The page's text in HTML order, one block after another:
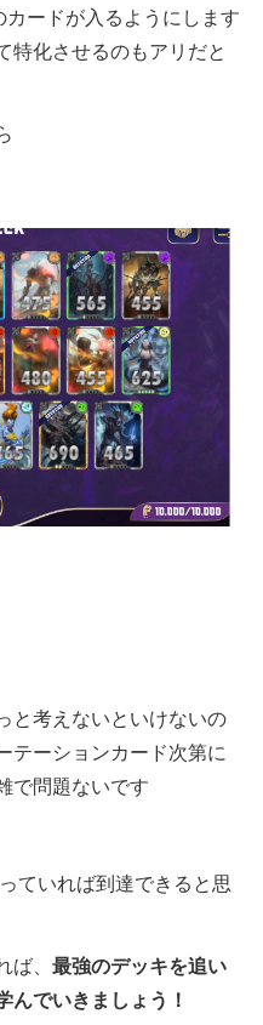
ードが入るようにします
特化させるのもアリだと
と考えないといけないの
テーションカード次第に
で問題ないです
ていれば到達できると思
、 最強のデッキを追い
んでいきましょう！